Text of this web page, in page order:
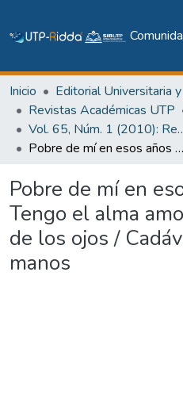
Inicio
Revistas Académicas UTP
Vol. 65, Núm.
Pobre de mí en esos años oscuros / Tengo el alma amordazada detrás de los ojos / Cadáveres que son tus manos
Pobre de mí en
Tengo el alma
de los ojos /
manos